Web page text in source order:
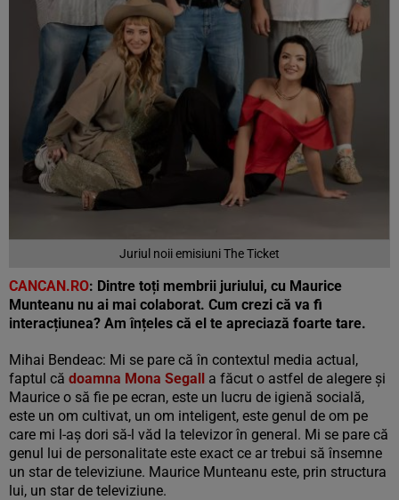
Juriul noii emisiuni The Ticket
CANCAN.RO: Dintre toți membrii juriului, cu Maurice
Munteanu nu ai mai colaborat. Cum crezi că va fi
interacțiunea? Am înțeles că el te apreciază foarte tare.
Mihai Bendeac: Mi se pare că în contextul media actual,
faptul că doamna Mona Segall a făcut o astfel de alegere și
Maurice o să fie pe ecran, este un lucru de igienă socială,
este un om cultivat, un om inteligent, este genul de om pe
care mi l-aș dori să-l văd la televizor în general. Mi se pare că
genul lui de personalitate este exact ce ar trebui să însemne
un star de televiziune. Maurice Munteanu este, prin structura
lui, un star de televiziune.